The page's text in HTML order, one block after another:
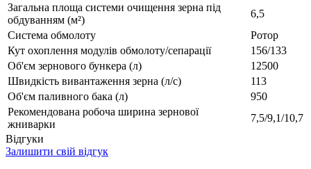
Загальна площа системи очищення зерна під
обдуванням (м²)
6,5
Система обмолоту
Ротор
Кут охоплення модулів обмолоту/сепарації
156/133
Об'єм зернового бункера (л)
12500
Швидкість вивантаження зерна (л/с)
113
Об'єм паливного бака (л)
950
Рекомендована робоча ширина зернової
жниварки
7,5/9,1/10,7
Відгуки
Залишити свій відгук